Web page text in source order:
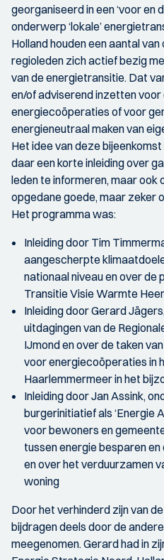
georganiseerd in een ‘voor en
onderwerp ‘lokale’
Holland houden een aantal
regioleden zich actief bezig
van de energietransitie. Dat
en/of adviserend inzetten voor
energiecoöperaties of voor
energieneutraal maken van
Het idee van deze
daar een korte inleiding over
leden te informeren, maar ook
opgedane goede, maar zeker
Het programma was:
Inleiding door Tim
aangescherpte
nationaal niveau en over
Transitie Visie Warmte
Inleiding door Gerard
uitdagingen van de
IJmond en over de taken
voor energiecoöperaties in
Haarlemmermeer in het
Inleiding door Jan Assink,
burgerinitiatief als ‘Energie
voor bewoners en
tussen energie besparen
en over het verduurzamen
woning
Door het verhinderd zijn van
bijdragen deels door de
meegenomen. Gerard had in